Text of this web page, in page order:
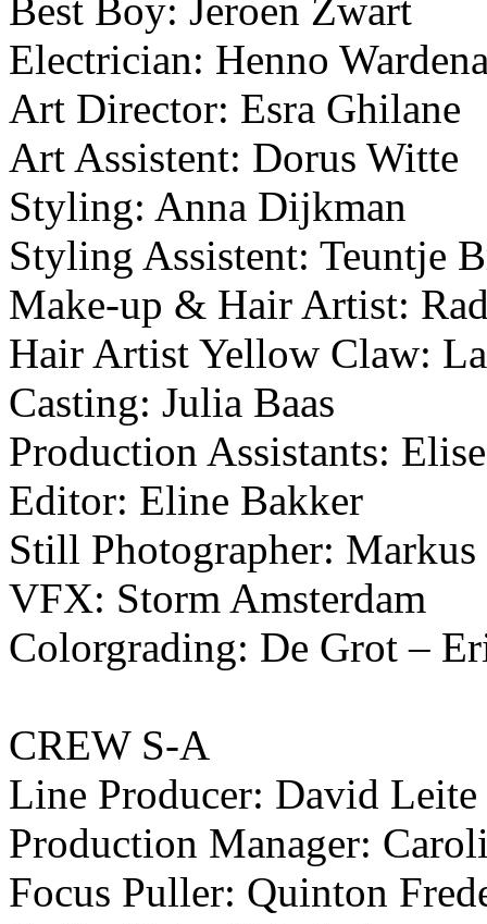
Best Boy: Jeroen Zwart
Electrician: Henno
Art Director: Esra Ghilane
Art Assistent: Dorus Witte
Styling: Anna Dijkman
Styling Assistent: Teuntje
Make-up & Hair Artist:
Hair Artist Yellow Claw:
Casting: Julia Baas
Production Assistants:
Editor: Eline Bakker
Still Photographer:
VFX: Storm Amsterdam
Colorgrading: De Grot –
CREW S-A
Line Producer: David Leite
Production Manager:
Focus Puller: Quinton